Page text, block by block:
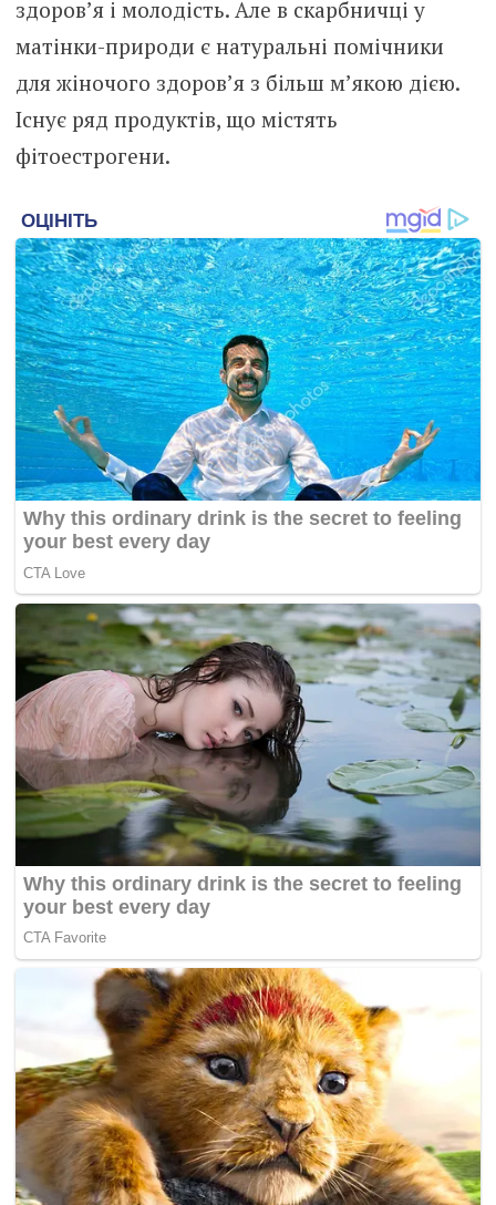
здоров’я і молодість. Але в скарбничці у
матінки-природи є натуральні помічники
для жіночого здоров’я з більш м’якою дією.
Існує ряд продуктів, що містять
фітоестрогени.